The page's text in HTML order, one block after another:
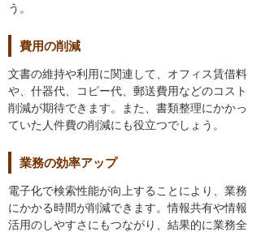
う。
費用の削減
文書の維持や利用に関連して、オフィス賃借料
や、什器代、コピー代、郵送費用などのコスト
削減が期待できます。また、書類整理にかかっ
ていた人件費の削減にも役立つでしょう。
業務の効率アップ
電子化で検索性能が向上することにより、業務
にかかる時間が削減できます。情報共有や情報
活用のしやすさにもつながり、結果的に業務全